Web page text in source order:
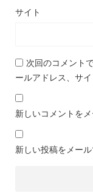
サイト
次回のコメント
ールアドレス、サイ
新しいコメントを
新しい投稿をメー